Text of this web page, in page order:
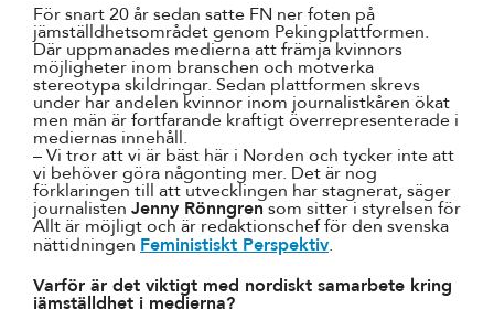
För snart 20 år sedan satte FN ner foten på
jämställdhetsområdet genom Pekingplattformen.
Där uppmanades medierna att främja kvinnors
möjligheter inom branschen och motverka
stereotypa skildringar. Sedan plattformen skrevs
under har andelen kvinnor inom journalistkåren ökat
men män är fortfarande kraftigt överrepresenterade i
mediernas innehåll.
– Vi tror att vi är bäst här i Norden och tycker inte att
vi behöver göra någonting mer. Det är nog
förklaringen till att utvecklingen har stagnerat, säger
journalisten Jenny Rönngrensom sitter i styrelsen för
Allt är möjligt och är redaktionschef för den svenska
nättidningen Feministiskt Perspektiv.
Varför är det viktigt med nordiskt samarbete kring
jämställdhet i medierna?